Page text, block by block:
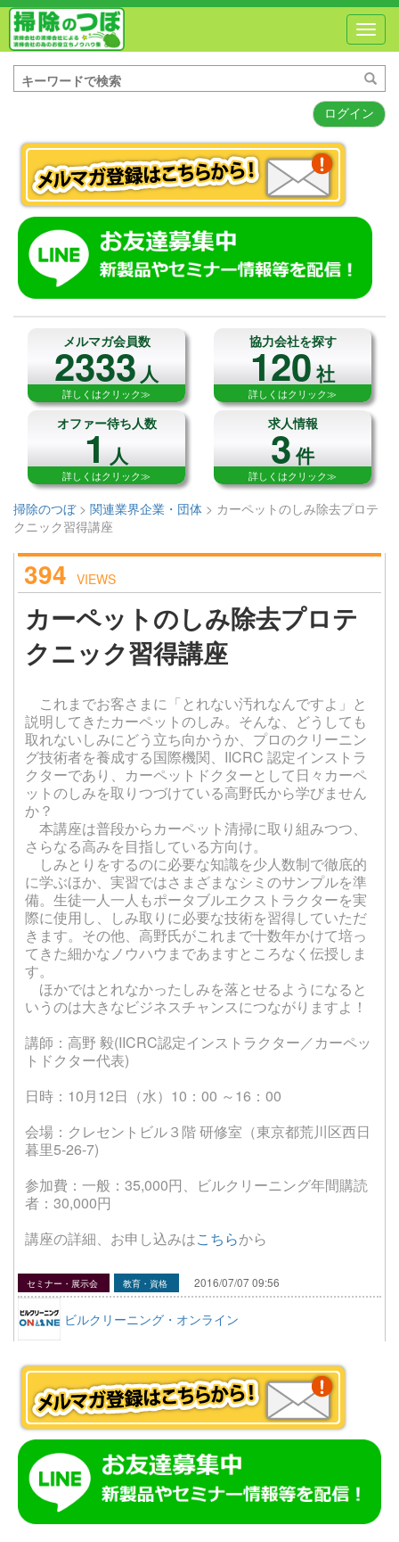
ログイン
メルマガ会員数
2333人
詳しくはクリック≫
協力会社を探す
120社
詳しくはクリック≫
オファー待ち人数
1人
詳しくはクリック≫
求人情報
3件
詳しくはクリック≫
掃除のつぼ> 関連業界企業・団体 > カーペットのしみ除去プロテ
クニック習得講座
394 VIEWS
カーペットのしみ除去プロテ
クニック習得講座
これまでお客さまに「とれない汚れなんですよ」と
説明してきたカーペットのしみ。そんな、どうしても
取れないしみにどう立ち向かうか、プロのクリーニン
グ技術者を養成する国際機関、IICRC 認定インストラ
クターであり、カーペットドクターとして日々カーペ
ットのしみを取りつづけている高野氏から学びません
か？
本講座は普段からカーペット清掃に取り組みつつ、
さらなる高みを目指している方向け。
しみとりをするのに必要な知識を少人数制で徹底的
に学ぶほか、実習ではさまざまなシミのサンプルを準
備。生徒一人一人もポータブルエクストラクターを実
際に使用し、しみ取りに必要な技術を習得していただ
きます。その他、高野氏がこれまで十数年かけて培っ
てきた細かなノウハウまであますところなく伝授しま
す。
ほかではとれなかったしみを落とせるようになると
いうのは大きなビジネスチャンスにつながりますよ！
講師：高野 毅(IICRC認定インストラクター／カーペッ
トドクター代表)
日時：10月12日（水）10：00 ～16：00
会場：クレセントビル３階 研修室（東京都荒川区西日
暮里5-26-7)
参加費：一般：35,000円、ビルクリーニング年間購読
者：30,000円
講座の詳細、お申し込みはこちらから
セミナー・展示会 教育・資格 2016/07/07 09:56
ビルクリーニング・オンライン